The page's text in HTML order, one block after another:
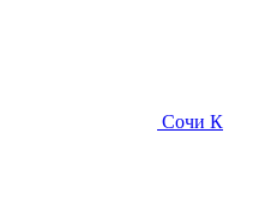
Сочи К